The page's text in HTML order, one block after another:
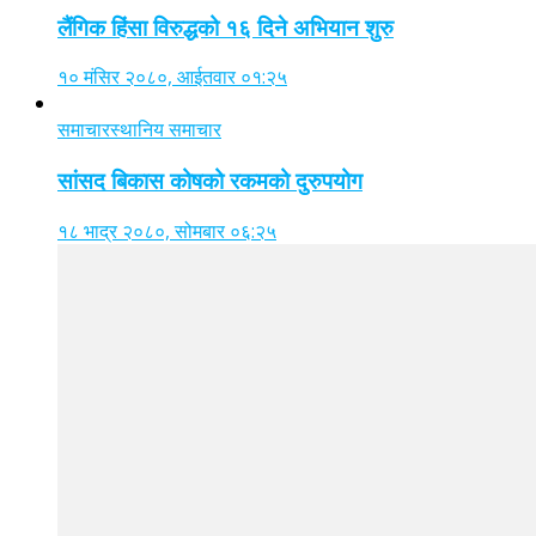
लैंगिक हिंसा विरुद्धको १६ दिने अभियान शुरु
१० मंसिर २०८०, आईतवार ०१:२५
समाचारस्थानिय समाचार
सांसद बिकास कोषको रकमको दुरुपयोग
१८ भाद्र २०८०, सोमबार ०६:२५